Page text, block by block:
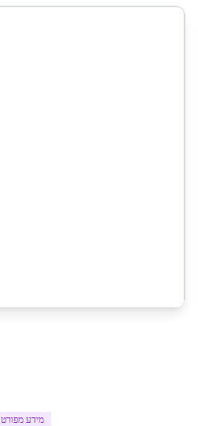
מידע מפורט